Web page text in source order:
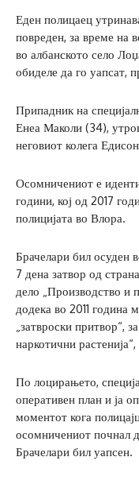
Еден полицаец
повреден, за време на
во албанското село
обиделе да го уапсат,
Припадник на
Енеа Маколи (34),
неговиот колега
Осомничениот е
години, кој од 2017
полицијата во Влора.
Брачелари бил осуден
7 дена затвор од
дело „Производство и
додека во 2011 година
„затвроски притвор“,
наркотични
По лоцирањето,
оперативен план и ја
моментот кога
осомничениот почнал
Брачелари бил уапсен.